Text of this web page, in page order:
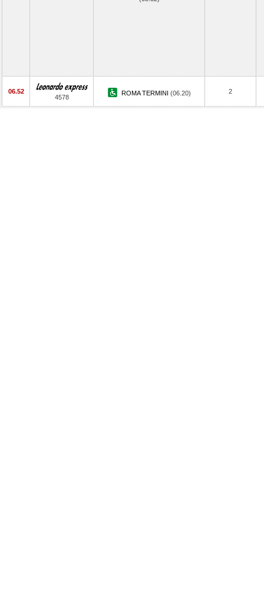
06.52
4578
ROMA TERMINI (06.20) 2